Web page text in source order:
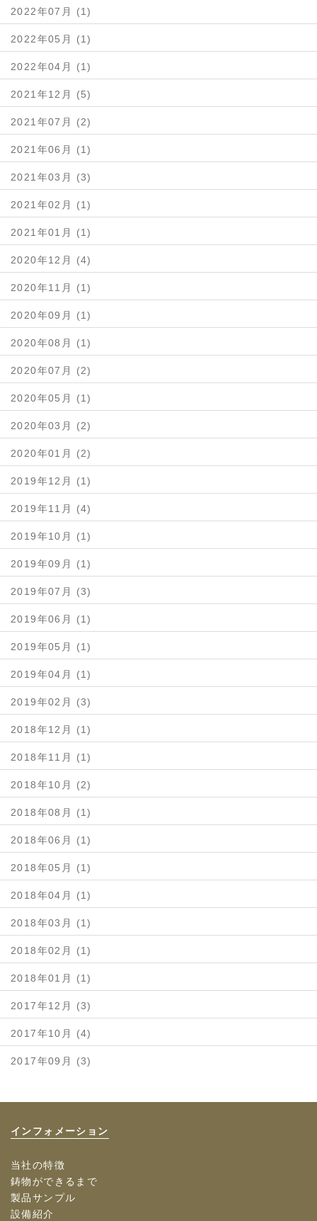
2022年07月 (1)
2022年05月 (1)
2022年04月 (1)
2021年12月 (5)
2021年07月 (2)
2021年06月 (1)
2021年03月 (3)
2021年02月 (1)
2021年01月 (1)
2020年12月 (4)
2020年11月 (1)
2020年09月 (1)
2020年08月 (1)
2020年07月 (2)
2020年05月 (1)
2020年03月 (2)
2020年01月 (2)
2019年12月 (1)
2019年11月 (4)
2019年10月 (1)
2019年09月 (1)
2019年07月 (3)
2019年06月 (1)
2019年05月 (1)
2019年04月 (1)
2019年02月 (3)
2018年12月 (1)
2018年11月 (1)
2018年10月 (2)
2018年08月 (1)
2018年06月 (1)
2018年05月 (1)
2018年04月 (1)
2018年03月 (1)
2018年02月 (1)
2018年01月 (1)
2017年12月 (3)
2017年10月 (4)
2017年09月 (3)
インフォメーション
当社の特徴
鋳物ができるまで
製品サンプル
設備紹介